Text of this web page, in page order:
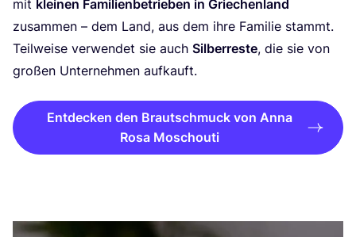
mit klei­nen Fami­li­en­be­trie­ben in Grie­chen­land
zusam­men – dem Land, aus dem ihre Fami­lie stammt.
Teil­wei­se ver­wen­det sie auch Sil­ber­res­te, die sie von
gro­ßen Unter­neh­men aufkauft.
Entdecken den Brautschmuck von Anna
Rosa Moschouti